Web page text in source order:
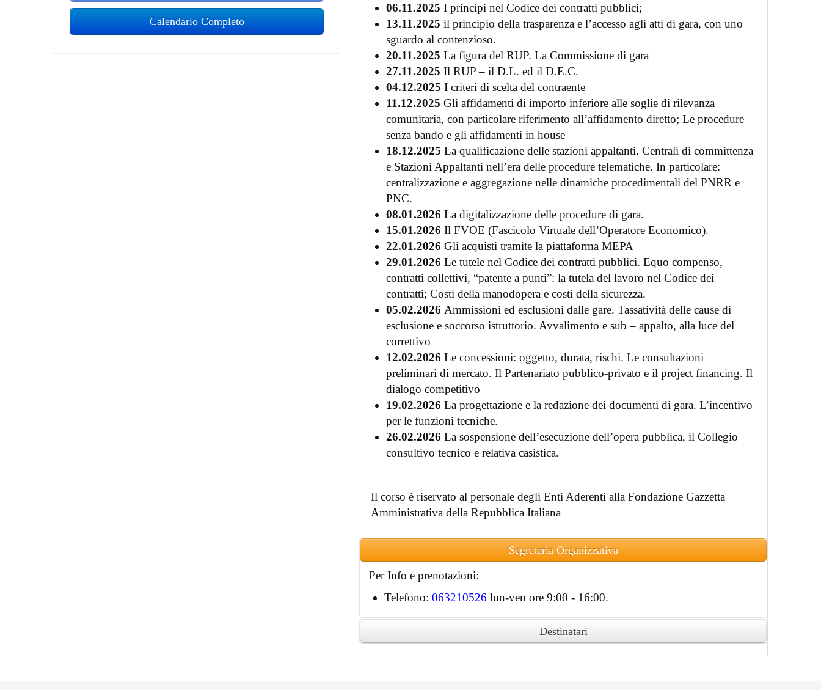
Calendario Completo
06.11.2025 I principi nel Codice dei contratti pubblici;
13.11.2025 il principio della trasparenza e l’accesso agli atti di gara, con uno
sguardo al contenzioso.
20.11.2025 La figura del RUP. La Commissione di gara
27.11.2025 Il RUP – il D.L. ed il D.E.C.
04.12.2025 I criteri di scelta del contraente
11.12.2025 Gli affidamenti di importo inferiore alle soglie di rilevanza
comunitaria, con particolare riferimento all’affidamento diretto; Le procedure
senza bando e gli affidamenti in house
18.12.2025 La qualificazione delle stazioni appaltanti. Centrali di committenza
e Stazioni Appaltanti nell’era delle procedure telematiche. In particolare:
centralizzazione e aggregazione nelle dinamiche procedimentali del PNRR e
PNC.
08.01.2026 La digitalizzazione delle procedure di gara.
15.01.2026 Il FVOE (Fascicolo Virtuale dell’Operatore Economico).
22.01.2026 Gli acquisti tramite la piattaforma MEPA
29.01.2026 Le tutele nel Codice dei contratti pubblici. Equo compenso,
contratti collettivi, “patente a punti”: la tutela del lavoro nel Codice dei
contratti; Costi della manodopera e costi della sicurezza.
05.02.2026 Ammissioni ed esclusioni dalle gare. Tassatività delle cause di
esclusione e soccorso istruttorio. Avvalimento e sub – appalto, alla luce del
correttivo
12.02.2026 Le concessioni: oggetto, durata, rischi. Le consultazioni
preliminari di mercato. Il Partenariato pubblico-privato e il project financing. Il
dialogo competitivo
19.02.2026 La progettazione e la redazione dei documenti di gara. L’incentivo
per le funzioni tecniche.
26.02.2026 La sospensione dell’esecuzione dell’opera pubblica, il Collegio
consultivo tecnico e relativa casistica.
Il corso è riservato al personale degli Enti Aderenti alla Fondazione Gazzetta
Amministrativa della Repubblica Italiana
Segreteria Organizzativa
Per Info e prenotazioni:
Telefono: 063210526 lun-ven ore 9:00 - 16:00.
Destinatari
Ai partecipanti accreditati sarà rilasciato attestato di partecipazione in formato